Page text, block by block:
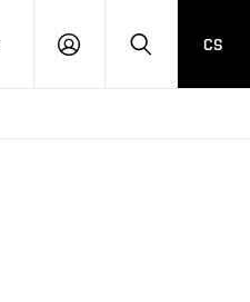
LOG
SEARCH
CS